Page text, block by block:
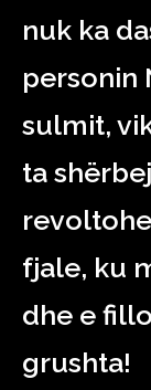
nuk ka
personin
sulmit,
ta
fjale, ku
dhe e
grushta!